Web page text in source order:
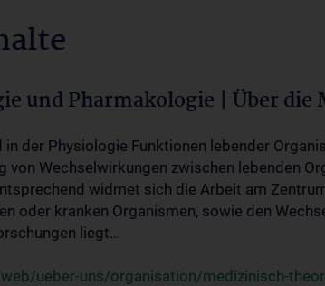
und Pharmakologie | Über die
in der Physiologie Funktionen lebender
von Wechselwirkungen zwischen lebenden
widmet sich die Arbeit am
oder kranken Organismen, sowie den
liegt...
ueber-uns/organisation/medizinisch-